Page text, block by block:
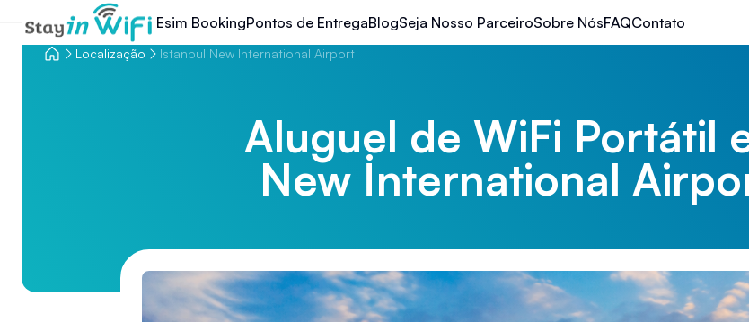
Esim BookingPontos de EntregaBlogSeja Nosso ParceiroSobre NósFAQContato
Localização İstanbul New İnternational Airport
Aluguel de WiFi Portátil
New İnternational